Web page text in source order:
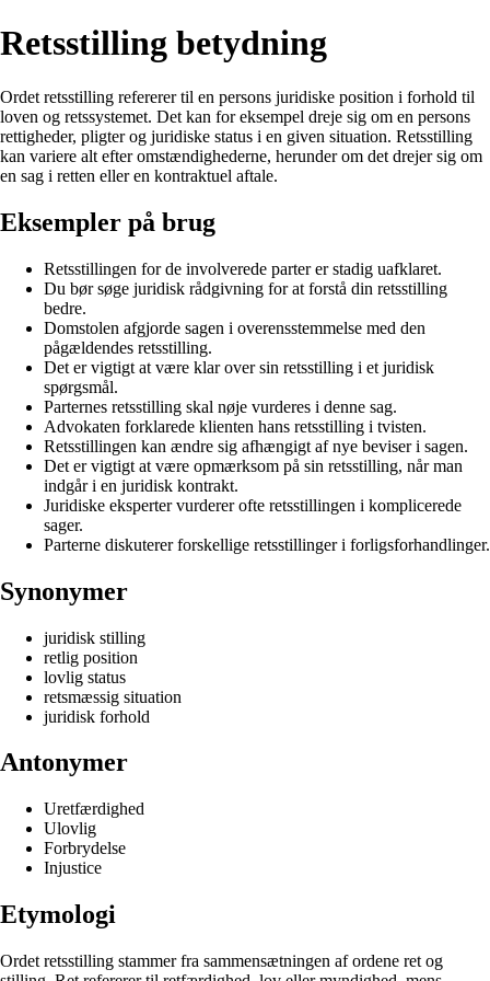
Retsstilling betydning
Ordet retsstilling refererer til en persons juridiske position i forhold til
loven og retssystemet. Det kan for eksempel dreje sig om en persons
rettigheder, pligter og juridiske status i en given situation. Retsstilling
kan variere alt efter omstændighederne, herunder om det drejer sig om
en sag i retten eller en kontraktuel aftale.
Eksempler på brug
Retsstillingen for de involverede parter er stadig uafklaret.
Du bør søge juridisk rådgivning for at forstå din retsstilling
bedre.
Domstolen afgjorde sagen i overensstemmelse med den
pågældendes retsstilling.
Det er vigtigt at være klar over sin retsstilling i et juridisk
spørgsmål.
Parternes retsstilling skal nøje vurderes i denne sag.
Advokaten forklarede klienten hans retsstilling i tvisten.
Retsstillingen kan ændre sig afhængigt af nye beviser i sagen.
Det er vigtigt at være opmærksom på sin retsstilling, når man
indgår i en juridisk kontrakt.
Juridiske eksperter vurderer ofte retsstillingen i komplicerede
sager.
Parterne diskuterer forskellige retsstillinger i forligsforhandlinger.
Synonymer
juridisk stilling
retlig position
lovlig status
retsmæssig situation
juridisk forhold
Antonymer
Uretfærdighed
Ulovlig
Forbrydelse
Injustice
Etymologi
Ordet retsstilling stammer fra sammensætningen af ordene ret og